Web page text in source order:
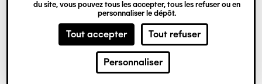
du site, vous pouvez tous les accepter, tous les refuser ou en
personnaliser le dépôt.
Tout accepter Tout refuser
Personnaliser
contenu